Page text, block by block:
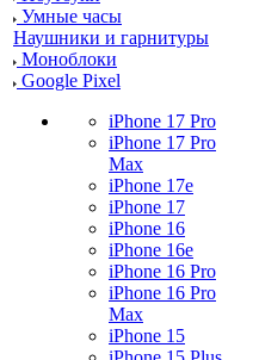
Умные часы
Наушники и гарнитуры
Моноблоки
Google Pixel
iPhone 17 Pro
iPhone 17 Pro
Max
iPhone 17e
iPhone 17
iPhone 16
iPhone 16e
iPhone 16 Pro
iPhone 16 Pro
Max
iPhone 15